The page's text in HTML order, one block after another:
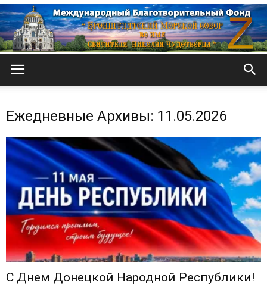
собор
Ежедневные Архивы: 11.05.2026
С Днем Донецкой Народной Республики!